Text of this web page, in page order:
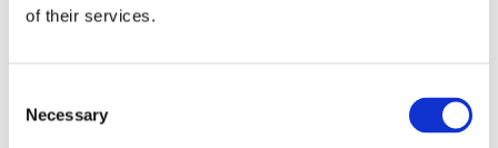
of their services.
Selection
Necessary
UF PRO Urban Polo Shirt